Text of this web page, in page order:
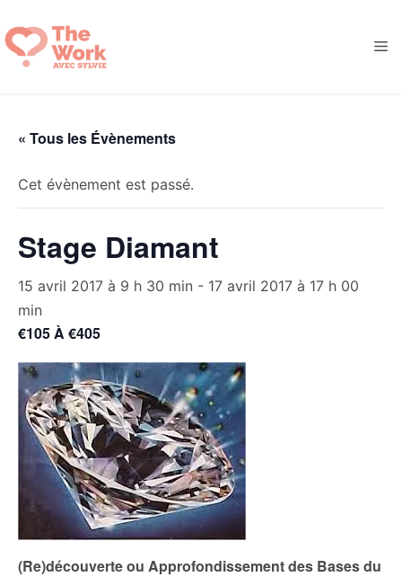
au
contenu
« Tous les Évènements
Cet évènement est passé.
Stage Diamant
15 avril 2017 à 9 h 30 min - 17 avril 2017 à 17 h 00
min
€105 À €405
(Re)découverte ou Approfondissement des Bases du